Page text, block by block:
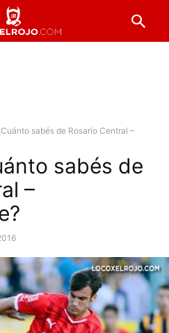
sabés de Rosario Central –
sabés de
–